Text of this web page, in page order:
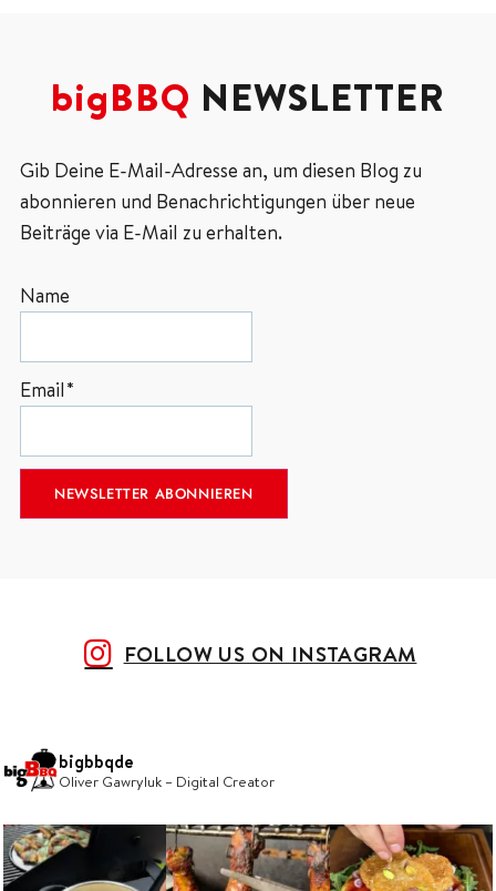
bigBBQ NEWSLETTER
Gib Deine E-Mail-Adresse an, um diesen Blog zu
abonnieren und Benachrichtigungen über neue
Beiträge via E-Mail zu erhalten.
Name
Email*
FOLLOW US ON INSTAGRAM
bigbbqde
Oliver Gawryluk – Digital Creator